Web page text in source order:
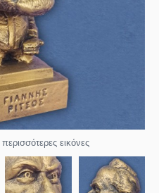
εικόνες